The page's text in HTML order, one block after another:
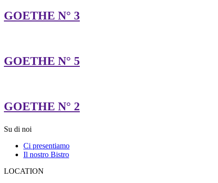
GOETHE N° 3
GOETHE N° 5
GOETHE N° 2
Su di noi
Ci presentiamo
Il nostro Bistro
LOCATION